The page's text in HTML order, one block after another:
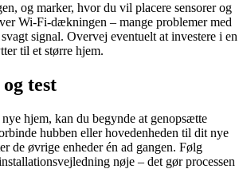
og marker, hvor du vil placere sensorer og
Wi-Fi-dækningen – mange problemer med
signal. Overvej eventuelt at investere i en
til et større hjem.
test
hjem, kan du begynde at genopsætte
hubben eller hovedenheden til dit nye
de øvrige enheder én ad gangen. Følg
nøje – det gør processen